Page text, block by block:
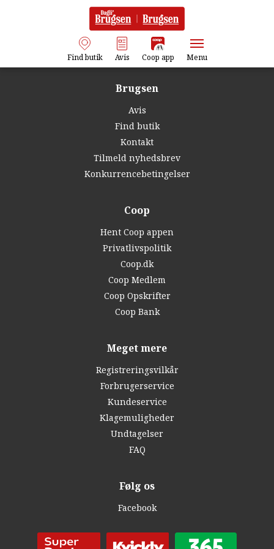
Find butik Avis Coop app Menu
Brugsen
Avis
Find butik
Kontakt
Tilmeld nyhedsbrev
Konkurrencebetingelser
Coop
Hent Coop appen
Privatlivspolitik
Coop.dk
Coop Medlem
Coop Opskrifter
Coop Bank
Meget mere
Registreringsvilkår
Forbrugerservice
Kundeservice
Klagemuligheder
Undtagelser
FAQ
Følg os
Facebook